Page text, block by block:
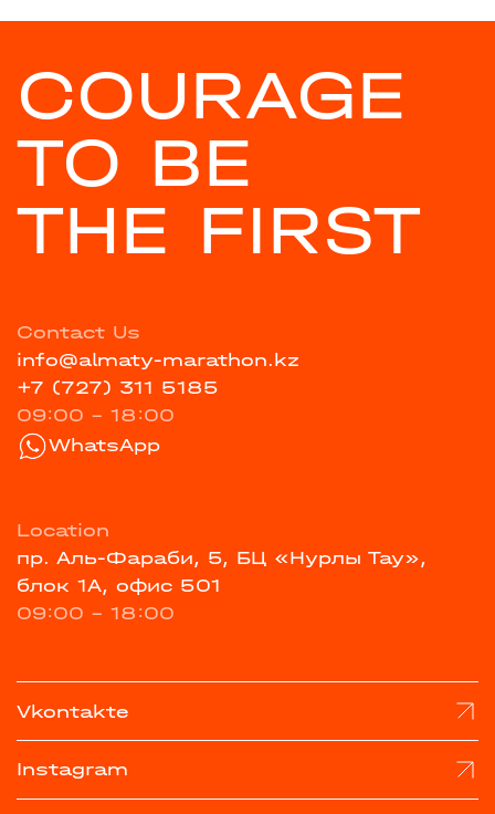
COURAGE
TO BE
THE FIRST
Contact Us
info@almaty-marathon.kz
+7 (727) 311 5185
09:00 - 18:00
WhatsApp
Location
пр. Аль-Фараби, 5, БЦ «Нурлы Тау»,
блок 1А, офис 501
09:00 - 18:00
Vkontakte
Instagram